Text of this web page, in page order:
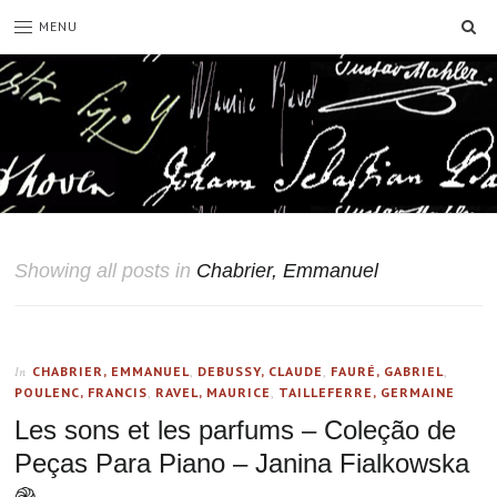
MENU
Showing all posts in Chabrier, Emmanuel
In CHABRIER, EMMANUEL, DEBUSSY, CLAUDE , FAURÉ, GABRIEL,
POULENC, FRANCIS, RAVEL, MAURICE , TAILLEFERRE, GERMAINE
Les sons et les parfums – Coleção de
Peças Para Piano – Janina Fialkowska